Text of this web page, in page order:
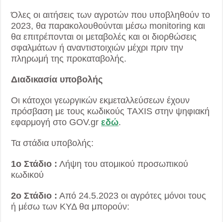
Όλες οι αιτήσεις των αγροτών που υποβληθούν το
2023, θα παρακολουθούνται μέσω monitoring και
θα επιτρέπονται οι μεταβολές και οι διορθώσεις
σφαλμάτων ή αναντιστοιχιών μέχρι πριν την
πληρωμή της προκαταβολής.
Διαδικασία υποβολής
Οι κάτοχοι γεωργικών εκμεταλλεύσεων έχουν
πρόσβαση με τους κωδικούς TAXIS στην ψηφιακή
εφαρμογή στο GOV.grεδώ.
Τα στάδια υποβολής:
1ο Στάδιο : Λήψη του ατομικού προσωπικού
κωδικού
2ο Στάδιο : Από 24.5.2023 οι αγρότες μόνοι τους
ή μέσω των ΚΥΔ θα μπορούν: